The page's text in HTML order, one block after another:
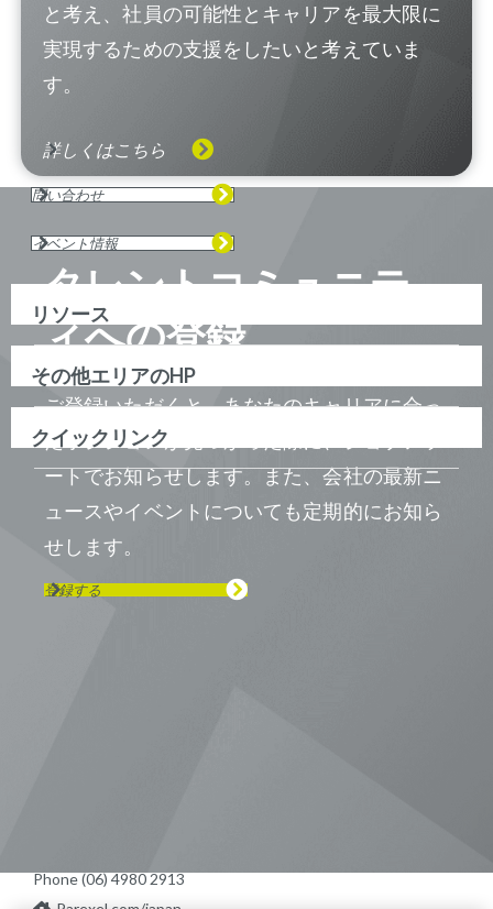
と考え、社員の可能性とキャリアを最大限に
実現するための支援をしたいと考えていま
す。
詳しくはこちら
タレントコミュニテ
ィへの登録
ご登録いただくと、あなたのキャリアに合っ
たポジションが見つかった際に、ジョブアラ
ートでお知らせします。また、会社の最新ニ
ュースやイベントについても定期的にお知ら
せします。
登録する
問い合わせ
イベント情報
リソース
その他エリアのHP
クイックリンク
Phone (06) 4980 2913